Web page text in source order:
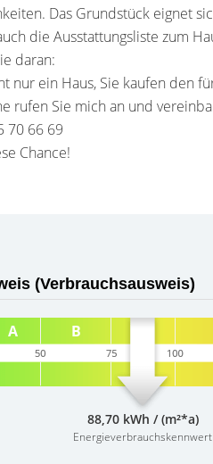
Das Grundstück eignet
die Ausstattungsliste zum
daran:
nur ein Haus, Sie kaufen den
rufen Sie mich an und
70 66 69
Chance!
(Verbrauchsausweis)
88,70 kWh / (m²*a)
Energieverbrauchskennwert